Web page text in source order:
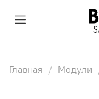
Главная Модули